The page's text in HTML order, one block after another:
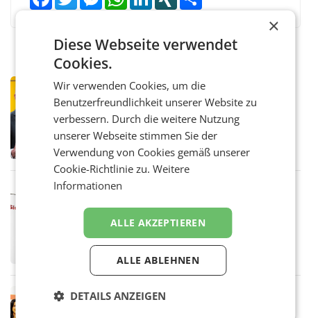
PRIMENEWS
Österreichische Post: Umsatzplus im
ersten Halbjahr trotz schwachem
Briefgeschäft
WIEN Die Österreichische Post AG hat im
von 1.544,0 Mio. EUR erwirtschaftet, was
einem Plus von 3,8 Prozent gegenüber dem
Vergleichszeitraum
MARKETING & MEDIA
ProSiebenSat.1 spart und macht
überraschend viel Gewinn
UNTERFÖHRING/MAILAND/AMSTERDAM. Der
Fernsehkonzern ProSiebenSat.1 hat im
Frühjahr dank Kostensenkungen operativ
wieder Gewinn gemacht und die
RETAIL
×
Diese Webseite verwendet
Cookies.
Wir verwenden Cookies, um die
Benutzerfreundlichkeit unserer Website zu
verbessern. Durch die weitere Nutzung
unserer Webseite stimmen Sie der
Verwendung von Cookies gemäß unserer
Cookie-Richtlinie zu.Weitere
Informationen
ALLE AKZEPTIEREN
ALLE ABLEHNEN
DETAILS ANZEIGEN